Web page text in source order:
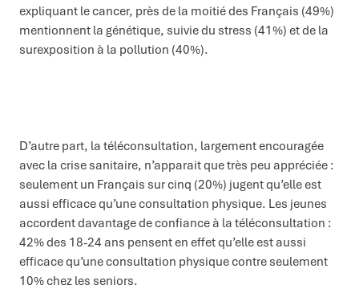
expliquant le cancer, près de la moitié des Français (49%)
mentionnent la génétique, suivie du stress (41%) et de la
surexposition à la pollution (40%).
D’autre part, la téléconsultation, largement encouragée
avec la crise sanitaire, n’apparait que très peu appréciée :
seulement un Français sur cinq (20%) jugent qu’elle est
aussi efficace qu’une consultation physique. Les jeunes
accordent davantage de confiance à la téléconsultation :
42% des 18-24 ans pensent en effet qu’elle est aussi
efficace qu’une consultation physique contre seulement
10% chez les seniors.